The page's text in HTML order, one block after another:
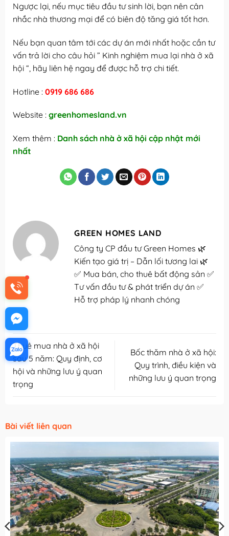
Ngược lại, nếu mục tiêu đầu tư sinh lời, bạn nên cân
nhắc nhà thương mại để có biên độ tăng giá tốt hơn.
Nếu bạn quan tâm tới các dự án mới nhất hoặc cần tư
vấn trả lời cho câu hỏi ” Kinh nghiệm mua lại nhà ở xã
hội “, hãy liên hệ ngay để được hỗ trợ chi tiết.
Hotline : 0919 686 686
Website : greenhomesland.vn
Xem thêm : Danh sách nhà ở xã hội cập nhật mới
nhất
GREEN HOMES LAND
Công ty CP đầu tư Green Homes 🌿
Kiến tạo giá trị – Dẫn lối tương lai 🌿
✅ Mua bán, cho thuê bất động sản ✅
Tư vấn đầu tư & phát triển dự án ✅
Hỗ trợ pháp lý nhanh chóng
Thuê mua nhà ở xã hội
sau 5 năm: Quy định, cơ
hội và những lưu ý quan
trọng
Bốc thăm nhà ở xã hội:
Quy trình, điều kiện và
những lưu ý quan trọng
Bài viết liên quan